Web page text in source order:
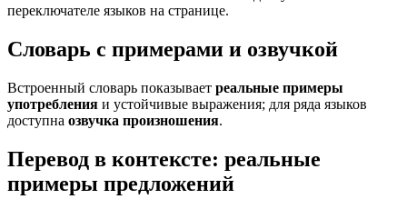
переключателе языков на странице.
Словарь с примерами и озвучкой
Встроенный словарь показывает реальные примеры
употребления и устойчивые выражения; для ряда языков
доступна озвучка произношения.
Перевод в контексте: реальные
примеры предложений